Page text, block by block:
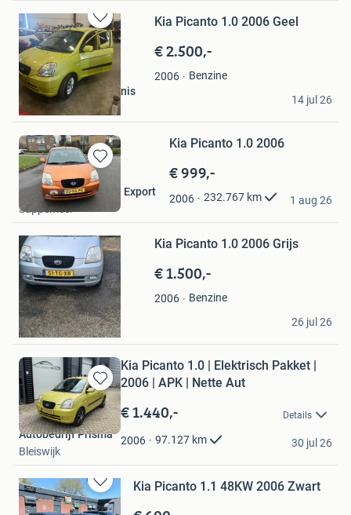
Bewaren
in
Mijn
Favorieten
Kia Picanto 1.0 2006 Geel
€ 2.500,-
2006
Benzine
Autobedrijf van Steenis
's-Hertogenbosch
14 jul 26
Bewaren
in
Mijn
Favorieten
Kia Picanto 1.0 2006
€ 999,-
2006 232.767 km
B.J. Stiekema Im- en Export
Sappemeer
1 aug 26
Bewaren
Mijn
Favorieten
Kia Picanto 1.0 2006 Grijs
€ 1.500,-
2006
Benzine
Vera
Kapelle
26 jul 26
Bewaren
in
Mijn
Favorieten
Kia Picanto 1.0 | Elektrisch Pakket |
2006 | APK | Nette Aut
€ 1.440,- Details
2006 97.127 km
Autobedrijf Prisma
Bleiswijk
30 jul 26
Bewaren
in
Kia Picanto 1.1 48KW 2006 Zwart